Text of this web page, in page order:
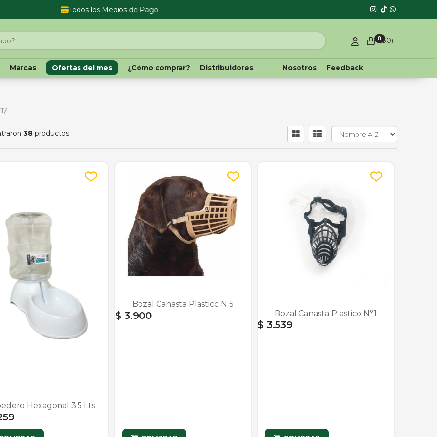
Todos los Medios de Pago
0($0)
Marcas Ofertas del mes ¿Cómo comprar? Distribuidores Nosotros Feedback
38 productos
Hexagonal 3.5 Lts
Bozal Canasta Plastico N 5
$ 3.900 Bozal Canasta Plastico N°1
$ 3.539